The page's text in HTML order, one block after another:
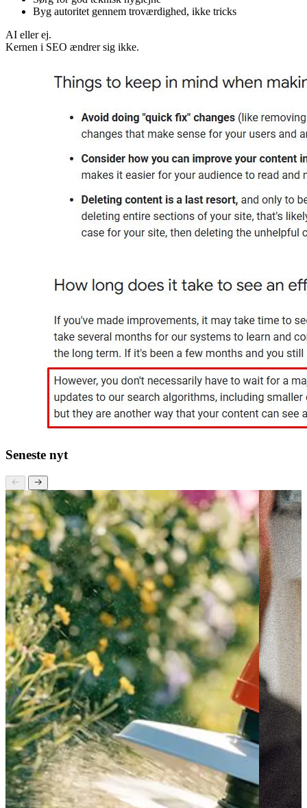
Skab hjælpsomt, relevant og brugbart indhold
Skriv til mennesker – ikke til algoritmen
Sørg for god teknisk hygiejne
Byg autoritet gennem troværdighed, ikke tricks
Kernen i SEO ændrer sig ikke.
Seneste nyt